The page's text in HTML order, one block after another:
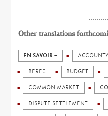
Other translations
EN SAVOIR +
BEREC BUDGET
COMMON MARKET
DISPUTE SETTLEMENT